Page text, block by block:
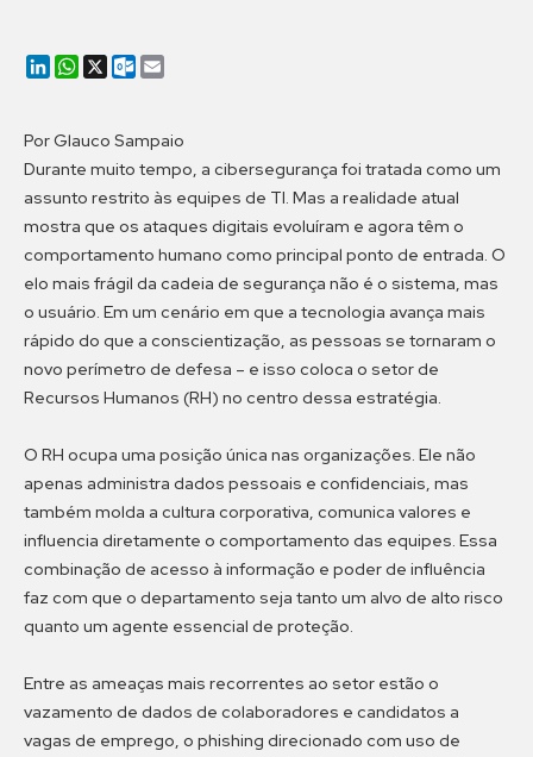
LinkedIn
WhatsApp
X Outlook.com
Por Glauco Sampaio
Durante muito tempo, a cibersegurança foi tratada como um
assunto restrito às equipes de TI. Mas a realidade atual
mostra que os ataques digitais evoluíram e agora têm o
comportamento humano como principal ponto de entrada. O
elo mais frágil da cadeia de segurança não é o sistema, mas
o usuário. Em um cenário em que a tecnologia avança mais
rápido do que a conscientização, as pessoas se tornaram o
novo perímetro de defesa – e isso coloca o setor de
Recursos Humanos (RH) no centro dessa estratégia.
O RH ocupa uma posição única nas organizações. Ele não
apenas administra dados pessoais e confidenciais, mas
também molda a cultura corporativa, comunica valores e
influencia diretamente o comportamento das equipes. Essa
combinação de acesso à informação e poder de influência
faz com que o departamento seja tanto um alvo de alto risco
quanto um agente essencial de proteção.
Entre as ameaças mais recorrentes ao setor estão o
vazamento de dados de colaboradores e candidatos a
vagas de emprego, o phishing direcionado com uso de